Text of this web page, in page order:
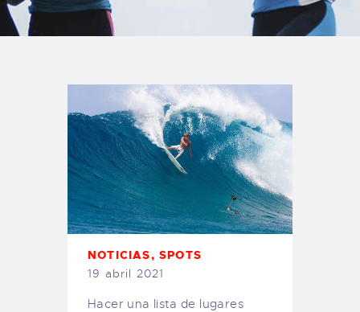
TIENDA FAMILY SURFERS
WEBCAM SALINAS
NOTICIAS,SPOTS
19 abril 2021
Hacer una lista de lugares